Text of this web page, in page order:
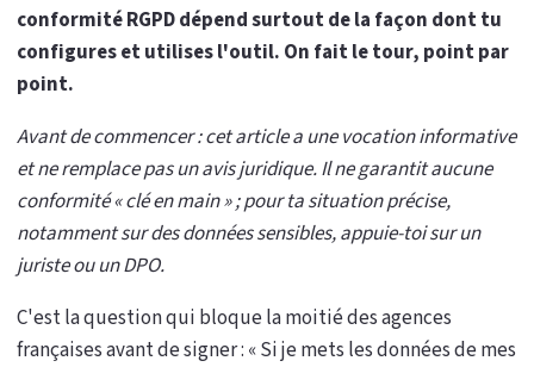
conformité RGPD dépend surtout de la façon dont tu
configures et utilises l'outil. On fait le tour, point par
point.
Avant de commencer : cet article a une vocation informative
et ne remplace pas un avis juridique. Il ne garantit aucune
conformité « clé en main » ; pour ta situation précise,
notamment sur des données sensibles, appuie-toi sur un
juriste ou un DPO.
C'est la question qui bloque la moitié des agences
françaises avant de signer : « Si je mets les données de mes